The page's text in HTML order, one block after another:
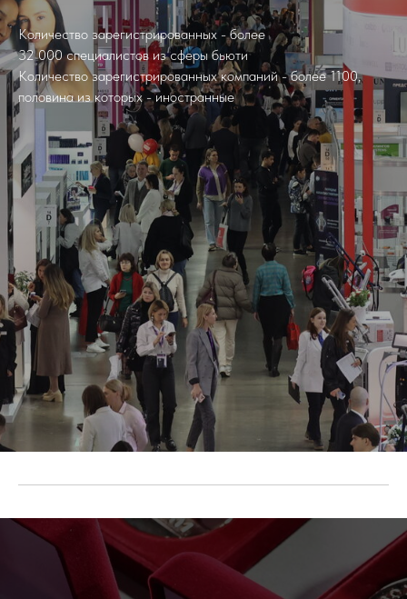
Количество зарегистрированных - более
32 000 специалистов из сферы бьюти
Количество зарегистрированных компаний - более 1100,
половина из которых - иностранные